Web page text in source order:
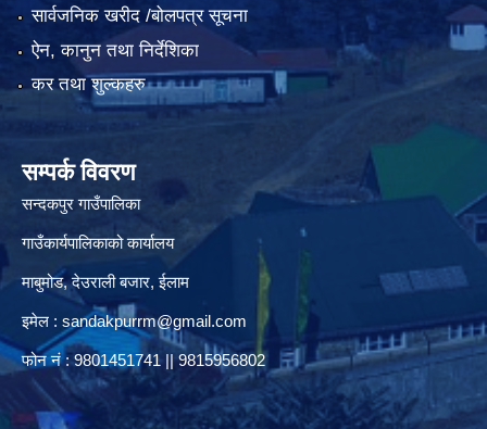
सार्वजनिक खरीद /बोलपत्र सूचना
ऐन, कानुन तथा निर्देशिका
कर तथा शुल्कहरु
सम्पर्क विवरण
सन्दकपुर गाउँपालिका
गाउँकार्यपालिकाको कार्यालय
माबुमोड, देउराली बजार, ईलाम
इमेल : sandakpurrm@gmail.com
फोन नं : 9801451741 || 9815956802